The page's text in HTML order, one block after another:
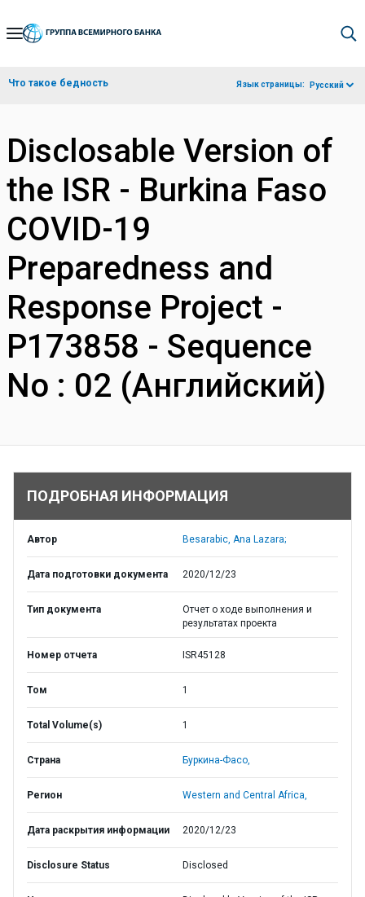
Skip
Navigation
Что такое бедность Язык страницы: Русский
Disclosable Version of
the ISR - Burkina Faso
COVID-19
Preparedness and
Response Project -
P173858 - Sequence
No : 02 (Английский)
ПОДРОБНАЯ ИНФОРМАЦИЯ
Автор Besarabic, Ana Lazara;
Дата подготовки документа 2020/12/23
Тип документа
Отчет о ходе выполнения и
результатах проекта
Номер отчета ISR45128
Том 1
Total Volume(s) 1
Страна Буркина-Фасо,
Регион Western and Central Africa,
Дата раскрытия информации 2020/12/23
Disclosure Status Disclosed